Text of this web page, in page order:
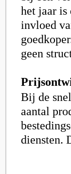
het jaar is
invloed
geen
Bij de
aantal
diensten.